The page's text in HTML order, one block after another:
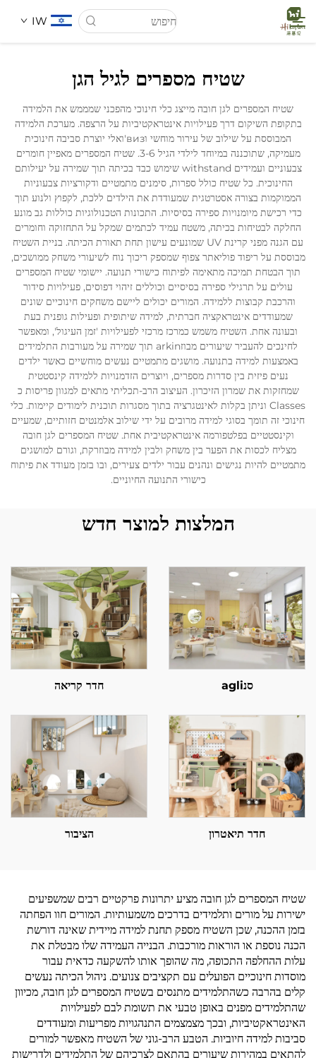
IW
עַל אָמַת
מוצרים
חֲדָשִים
מקרים
לְהִתְחַבֵּר אֵלֵינוּ
שטיח מספרים לגיל הגן
שטיח המספרים לגן חובה מייצג כלי חינוכי מהפכני שמממש את הלמידה
בתקופת השיקום דרך פעילויות אינטראקטיביות על הרצפה. מערכת הלמידה
המבוססת על שילוב של עירור מוחשי וвиз'ואלי יוצרת סביבה חינוכית
מעמיקה, שתוכננה במיוחד לילדי הגיל 3-6. שטיח המספרים מאפיין חומרים
צבעוניים ועמידים withstand שימוש כבד בכיתה תוך שמירה על יעילותם
החינוכית. כל שטיח כולל ספרות, סימנים מתמטיים ודקורציות צבעוניות
הממוקמות בצורה אסטרטגית שמעודדת את הילדים ללכת, לקפוץ ולנוע תוך
כדי רכישת מיומנויות ספירה בסיסיות. התכונות הטכנולוגיות כוללות גב מונע
החלקה לבטיחות בכיתה, משטח עמיד לכתמים שמקל על התחזוקה וחומרים
עם הגנה מפני קרינת UV שמונעים עישון תחת תאורת הכיתה. בניית השטיח
מבוססת על ריפוד פוליאתר צפוף שמספק ריכוך נוח לשיעורי משחק ממושכים,
תוך הבטחת תמיכה מתאימה לפיתוח כישורי תנועה. יישומי שטיח המספרים
עולים על תרגילי ספירה בסיסיים וכוללים זיהוי דפוסים, פעילויות סידור
והרכבת קבוצות ללמידה. המורים יכולים ליישם משחקים חינוכיים שונים
שמעודדים אינטראקציה חברתית, למידה שיתופית ופעילות גופנית בעת
ובעונה אחת. השטיח משמש כמרכז מרכזי לפעילויות 'זמן העיגול', ומאפשר
לחינכים להעביר שיעורים מבוזarkin תוך שמירה על מעורבות התלמידים
באמצעות למידה בתנועה. מושגים מתמטיים נעשים מוחשיים כאשר ילדים
נעים פיזית בין סדרות מספרים, ויוצרים הזדמנויות ללמידה קינסטטית
שמחזקות את שמרון הזיכרון. העיצוב הרב-תכליתי מתאים למגוון פריסות כ
Classes וניתן בקלות לאינטגרציה בתוך מסגרות תוכנית לימודים קיימות. כלי
חינוכי זה תומך בסוגי למידה מרובים על ידי שילוב אלמנטים חזותיים, שמעיים
וקינסטטיים בפלטפורמה אינטראקטיבית אחת. שטיח המספרים לגן חובה
מצליח לכסות את הפער בין משחק ולבין למידה מבוזרקת, וגורם למושגים
מתמטיים להיות נגישים ונהנים עבור ילדים צעירים, ובו בזמן מעודד את פיתוח
כישורי התנועה החיוניים.
המלצות למוצר חדש
סנagli חדר קריאה
חדר תיאטרון הציבור
שטיח המספרים לגן חובה מציע יתרונות פרקטיים רבים שמשפיעים
ישירות על מורים ותלמידים בדרכים משמעותיות. המורים חוו הפחתה
בזמן ההכנה, שכן השטיח מספק תחנת למידה מיידית שאינה דורשת
הכנה נוספת או הוראות מורכבות. הבנייה העמידה שלו מבטלת את
עלות ההחלפה התכופה, מה שהופך אותו להשקעה כדאית עבור
מוסדות חינוכיים הפועלים עם תקציבים צנועים. ניהול הכיתה נעשים
קלים בהרבה כשהתלמידים מתנסים בשטיח המספרים לגן חובה, מכיוון
שהתלמידים מפנים באופן טבעי את תשומת לבם לפעילויות
האינטראקטיביות, ובכך מצמצמים התנהגויות מפריעות ומעודדים
סביבות למידה חיוביות. הטבע הרב-גוני של השטיח מאפשר למורים
להתאים במהירות שיעורים בהתאם לצרכיהם של התלמידים ולדרישות